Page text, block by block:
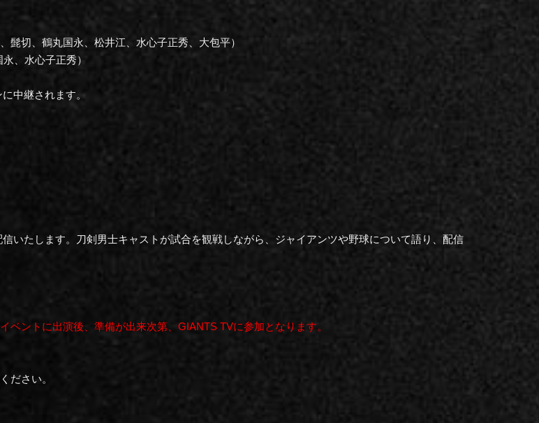
切、鶴丸国永、松井江、水心子正秀、大包平）
、水心子正秀）
中継されます。
いたします。刀剣男士キャストが試合を観戦しながら、ジャイアンツや野球について語り、配信
ントに出演後、準備が出来次第、GIANTS TVに参加となります。
ださい。